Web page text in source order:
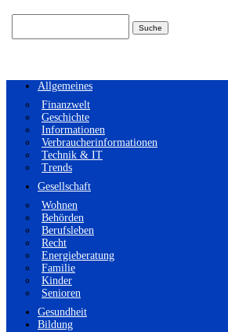
Allgemeines
Finanzwelt
Geschichte
Informationen
Verbraucherinformationen
Technik & IT
Trends
Gesellschaft
Wohnen
Behörden
Berufsleben
Recht
Energieberatung
Familie
Kinder
Senioren
Gesundheit
Bildung